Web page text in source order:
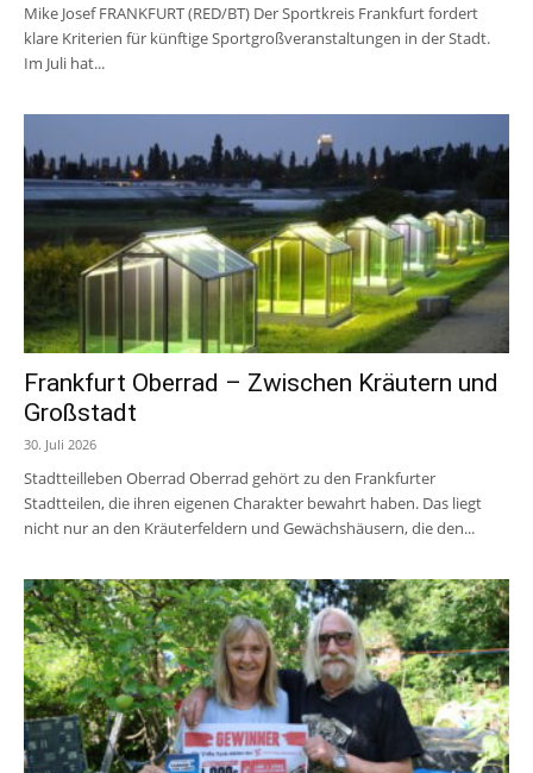
Mike Josef FRANKFURT (RED/BT) Der Sportkreis Frankfurt fordert
klare Kriterien für künftige Sportgroßveranstaltungen in der Stadt.
Im Juli hat...
Frankfurt Oberrad – Zwischen Kräutern und
Großstadt
30. Juli 2026
Stadtteilleben Oberrad Oberrad gehört zu den Frankfurter
Stadtteilen, die ihren eigenen Charakter bewahrt haben. Das liegt
nicht nur an den Kräuterfeldern und Gewächshäusern, die den...